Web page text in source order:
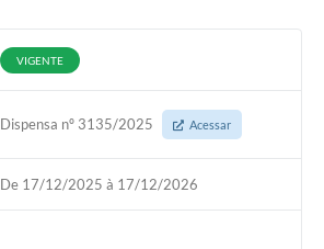
VIGENTE
Dispensa nº 3135/2025 Acessar
De 17/12/2025 à 17/12/2026